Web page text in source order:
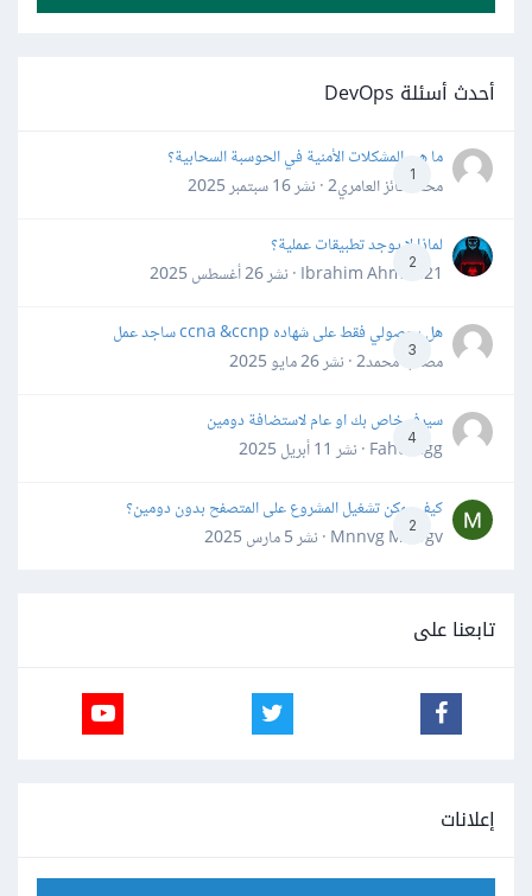
أحدث أسئلة DevOps
1
ما هي المشكلات الأمنية في الحوسبة السحابية؟
محمد فائز العامري2 · نشر
16 سبتمبر 2025
2
لماذا لا يوجد تطبيقات عملية؟
Ibrahim Ahmed21 · نشر
26 أغسطس 2025
3
هل بحصولي فقط على شهاده ccna &ccnp ساجد عمل
مصعب محمد2 · نشر
26 مايو 2025
4
سيرفر خاص بك او عام لاستضافة دومين
Fahd Ggg · نشر
11 أبريل 2025
2
كيف يمكن تشغيل المشروع على المتصفح بدون دومين؟
Mnnvg Mnbgv · نشر
5 مارس 2025
تابعنا على
إعلانات